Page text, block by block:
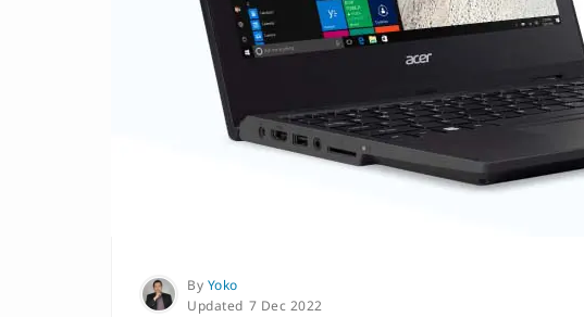
By Yoko
7 Dec 2022